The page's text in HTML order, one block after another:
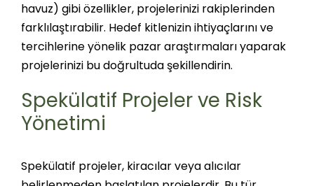
havuz) gibi özellikler, projelerinizi rakiplerinden
farklılaştırabilir. Hedef kitlenizin ihtiyaçlarını ve
tercihlerine yönelik pazar araştırmaları yaparak
projelerinizi bu doğrultuda şekillendirin.
Spekülatif Projeler ve Risk
Yönetimi
Spekülatif projeler, kiracılar veya alıcılar